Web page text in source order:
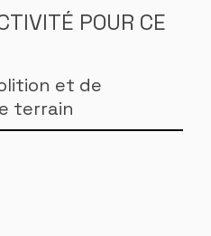
POUR CE
et de
terrain